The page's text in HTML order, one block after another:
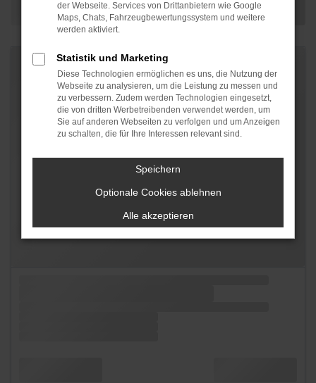
der Webseite. Services von Drittanbietern wie Google
Maps, Chats, Fahrzeugbewertungssystem und weitere
werden aktiviert.
Statistik und Marketing
Diese Technologien ermöglichen es uns, die Nutzung der
Webseite zu analysieren, um die Leistung zu messen und
zu verbessern. Zudem werden Technologien eingesetzt,
die von dritten Werbetreibenden verwendet werden, um
Sie auf anderen Webseiten zu verfolgen und um Anzeigen
zu schalten, die für Ihre Interessen relevant sind.
Speichern
Optionale Cookies ablehnen
Alle akzeptieren